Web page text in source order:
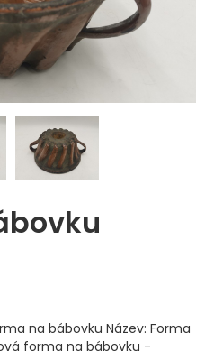
na bábovku Název: Forma
forma na bábovku -